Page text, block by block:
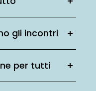
gli incontri
per tutti